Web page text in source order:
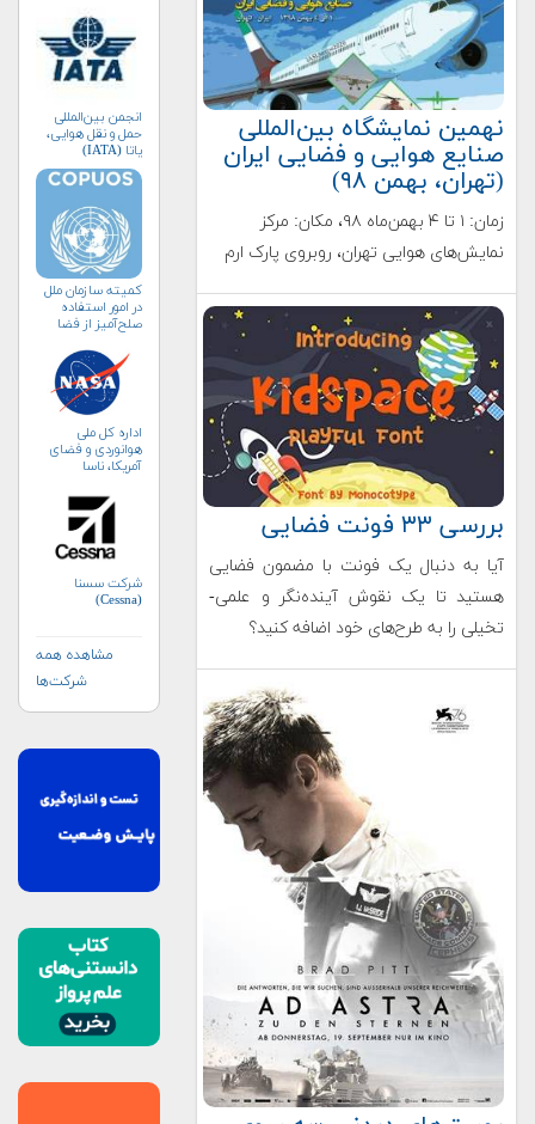
نهمین نمایشگاه بین‌المللی
صنایع هوایی و فضایی ایران
(تهران، بهمن ۹۸)
زمان: ۱ تا ۴ بهمن‌ماه ۹۸، مکان: مرکز
نمایش‌های هوایی تهران، روبروی پارک ارم
بررسی ۳۳ فونت فضایی
آیا به دنبال یک فونت با مضمون فضایی
هستید تا یک نقوش آینده‌نگر و علمی-
تخیلی را به طرح‌های خود اضافه کنید؟
انجمن بین‌المللی
حمل و نقل هوایی،
یاتا (IATA)
کمیته سازمان ملل
در امور استفاده
صلح‌آمیز از فضا
اداره کل ملی
هوانوردی و فضای
آمریکا، ناسا
شرکت سسنا
(Cessna)
مشاهده همه
شرکت‌ها